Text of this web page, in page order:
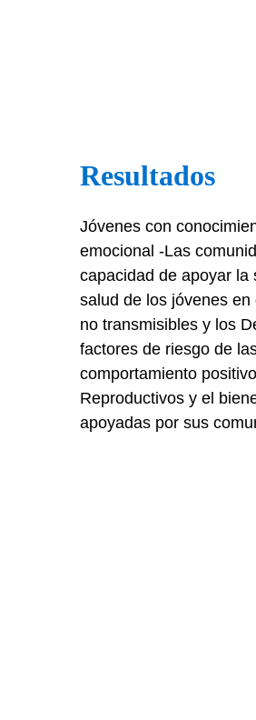
Resultados
Jóvenes con
emocional -Las
capacidad de apoyar la
salud de los jóvenes
no transmisibles y los
factores de riesgo de
comportamiento
Reproductivos y el
apoyadas por sus